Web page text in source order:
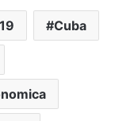
Cuba